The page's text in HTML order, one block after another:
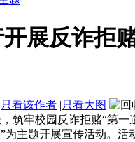
展反诈拒
只看该作者 |只看大图
牢校园反诈拒赌“第一
为主题开展宣传活动。